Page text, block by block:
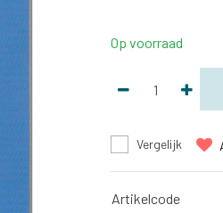
Op voorraad
Vergelijk
Artikelcode